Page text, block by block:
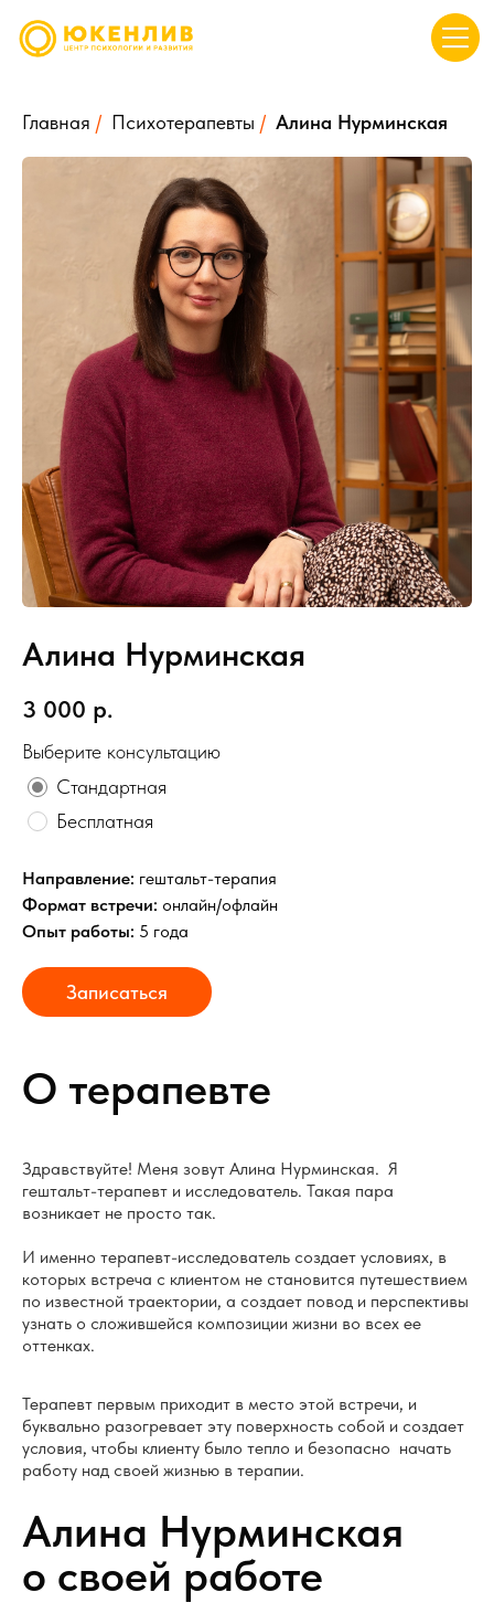
Главная / Психотерапевты / Алина Нурминская
Алина Нурминская
3 000 р.
Выберите консультацию
Стандартная
Бесплатная
Направление: гештальт-терапия
Формат встречи: онлайн/офлайн
Опыт работы: 5 года
Записаться
О терапевте
Здравствуйте! Меня зовут Алина Нурминская. Я
гештальт-терапевт и исследователь. Такая пара
возникает не просто так.
И именно терапевт-исследователь создает условиях, в
которых встреча с клиентом не становится путешествием
по известной траектории, а создает повод и перспективы
узнать о сложившейся композиции жизни во всех ее
оттенках.
Терапевт первым приходит в место этой встречи, и
буквально разогревает эту поверхность собой и создает
условия, чтобы клиенту было тепло и безопасно начать
работу над своей жизнью в терапии.
Алина Нурминская
о своей работе